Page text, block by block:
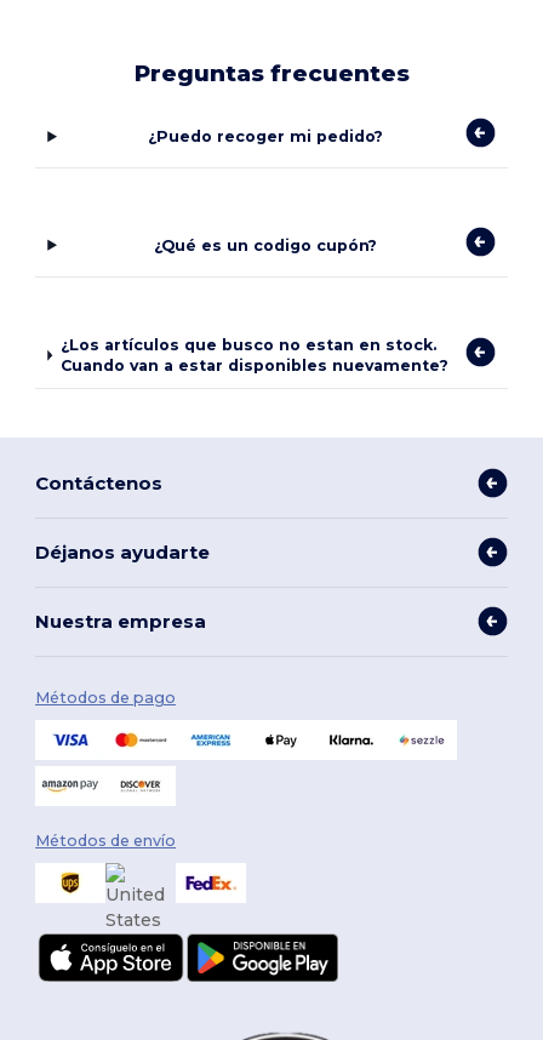
Preguntas frecuentes
¿Puedo recoger mi pedido?
¿Qué es un codigo cupón?
¿Los artículos que busco no estan en stock.
Cuando van a estar disponibles nuevamente?
Contáctenos
Déjanos ayudarte
Nuestra empresa
Métodos de pago
Métodos de envío